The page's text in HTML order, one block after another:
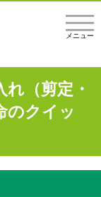
メニュー
（剪定・
のクイッ